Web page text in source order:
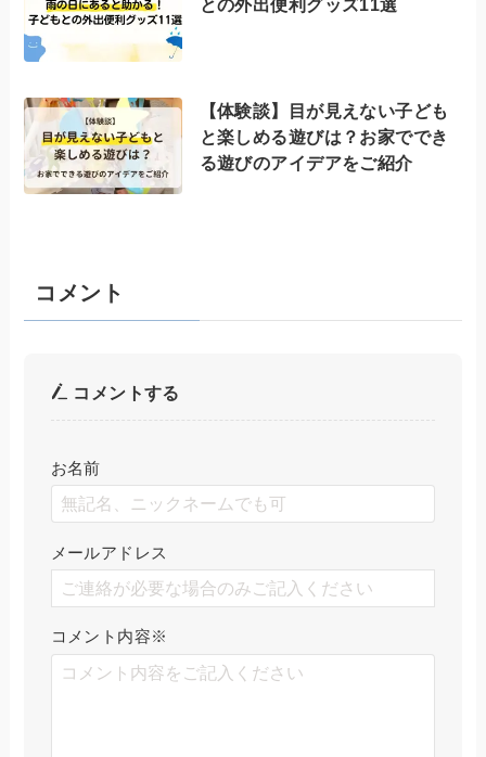
との外出便利グッズ11選
【体験談】目が見えない子ども
と楽しめる遊びは？お家ででき
る遊びのアイデアをご紹介
コメント
コメントする
お名前
メールアドレス
コメント内容※